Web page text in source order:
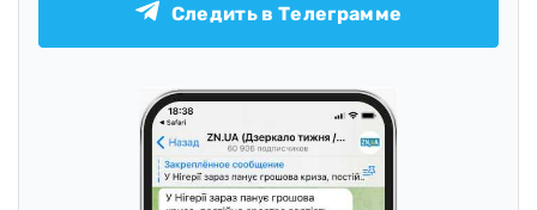
Следить в Телеграмме